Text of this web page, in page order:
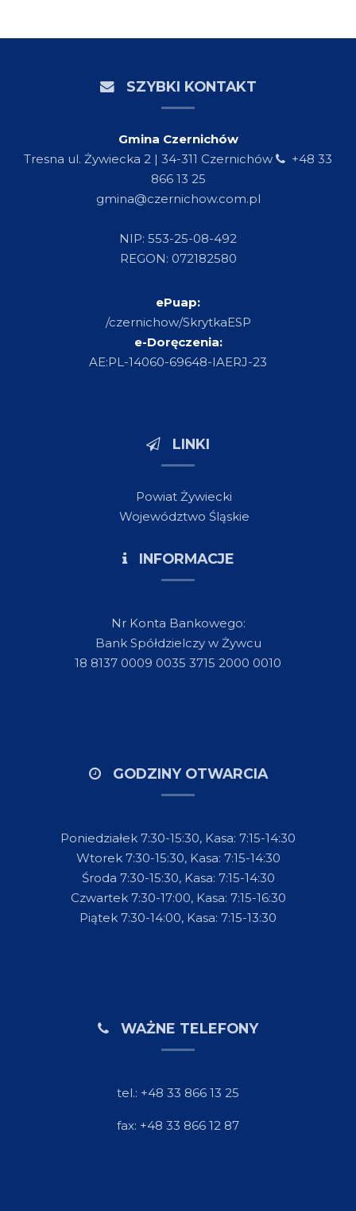
SZYBKI KONTAKT
Gmina Czernichów
Tresna ul. Żywiecka 2 | 34-311 Czernichów
+48 33
866 13 25
gmina@czernichow.com.pl
NIP: 553-25-08-492
REGON: 072182580
ePuap:
/czernichow/SkrytkaESP
e-Doręczenia:
AE:PL-14060-69648-IAERJ-23
LINKI
Powiat Żywiecki
Województwo Śląskie
INFORMACJE
Nr Konta Bankowego:
Bank Spółdzielczy w Żywcu
18 8137 0009 0035 3715 2000 0010
GODZINY OTWARCIA
Poniedziałek 7:30-15:30, Kasa: 7:15-14:30
Wtorek 7:30-15:30, Kasa: 7:15-14:30
Środa 7:30-15:30, Kasa: 7:15-14:30
Czwartek 7:30-17:00, Kasa: 7:15-16:30
Piątek 7:30-14:00, Kasa: 7:15-13:30
WAŻNE TELEFONY
tel.: +48 33 866 13 25
fax: +48 33 866 12 87